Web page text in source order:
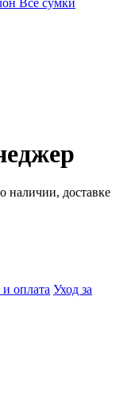
наличии, доставке
и оплата Уход за